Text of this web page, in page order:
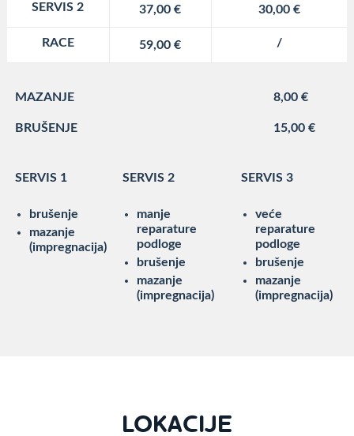
SERVIS 2 37,00 € 30,00 €
RACE 59,00 € /
MAZANJE 8,00 €
BRUŠENJE 15,00 €
SERVIS 1 SERVIS 2 SERVIS 3
brušenje
mazanje
(impregnacija)
manje
reparature
podloge
brušenje
mazanje
(impregnacija)
veće
reparature
podloge
brušenje
mazanje
(impregnacija)
LOKACIJE